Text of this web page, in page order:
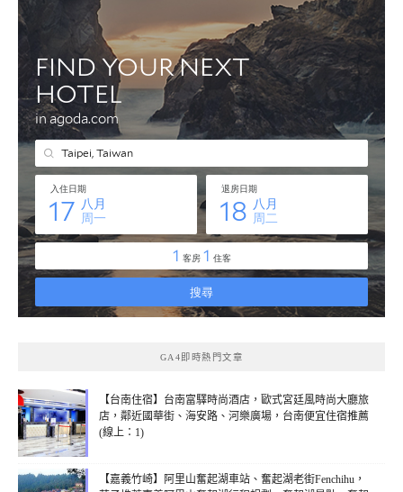
GA4即時熱門文章
【台南住宿】台南富驛時尚酒店，歐式宮廷風時尚大廳旅
店，鄰近國華街、海安路、河樂廣場，台南便宜住宿推薦
(線上：1)
【嘉義竹崎】阿里山奮起湖車站、奮起湖老街Fenchihu，